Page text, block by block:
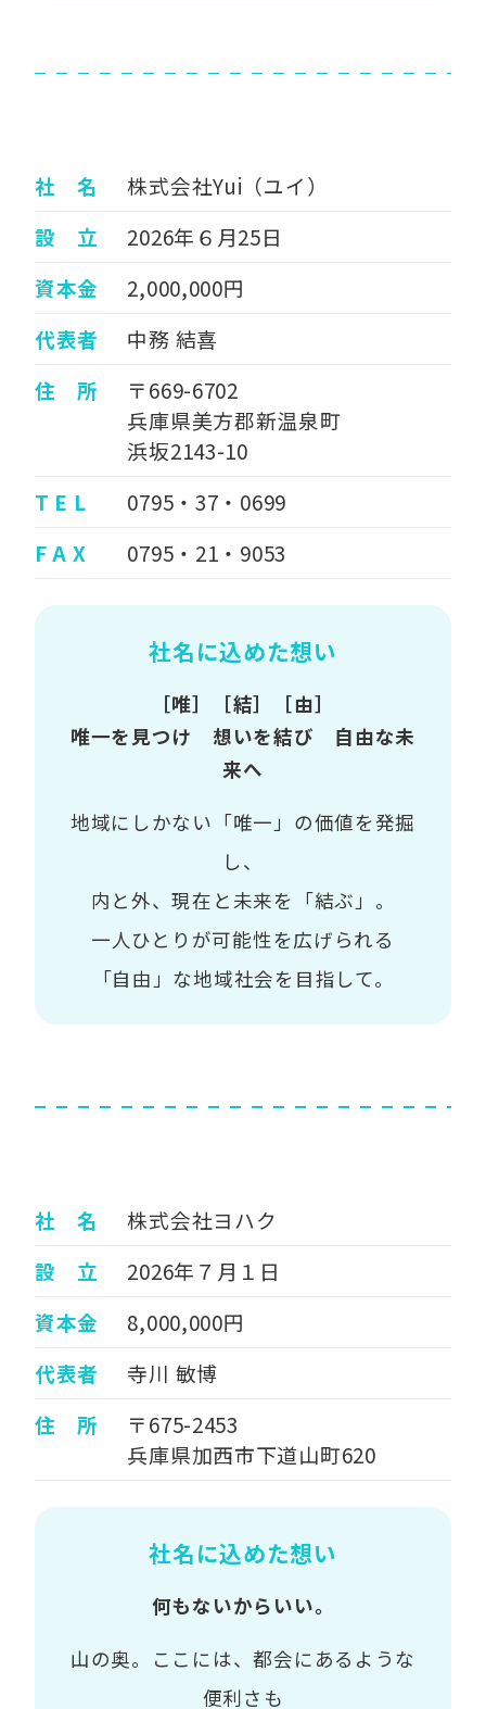
社 名
株式会社Yui（ユイ）
設 立
2026年６月25日
資本金
2,000,000円
代表者
中務 結喜
住 所
〒669-6702
兵庫県美方郡新温泉町
浜坂2143-10
T E L
0795・37・0699
F A X
0795・21・9053
社名に込めた想い
［唯］［結］［由］
唯一を見つけ 想いを結び 自由な未
来へ
地域にしかない「唯一」の価値を発掘
し、
内と外、現在と未来を「結ぶ」。
一人ひとりが可能性を広げられる
「自由」な地域社会を目指して。
社 名
株式会社ヨハク
設 立
2026年７月１日
資本金
8,000,000円
代表者
寺川 敏博
住 所
〒675-2453
兵庫県加西市下道山町620
社名に込めた想い
何もないからいい。
山の奥。ここには、都会にあるような
便利さも